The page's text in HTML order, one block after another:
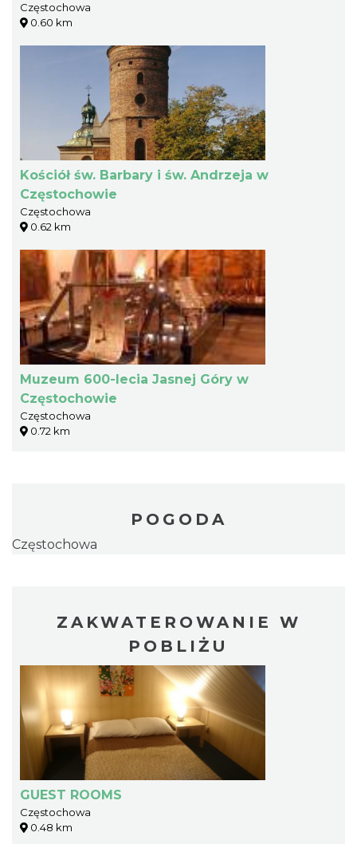
Częstochowa
0.60 km
Kościół św. Barbary i św. Andrzeja w
Częstochowie
Częstochowa
0.62 km
Muzeum 600-lecia Jasnej Góry w
Częstochowie
Częstochowa
0.72 km
POGODA
Częstochowa
ZAKWATEROWANIE W
POBLIŻU
GUEST ROOMS
Częstochowa
0.48 km